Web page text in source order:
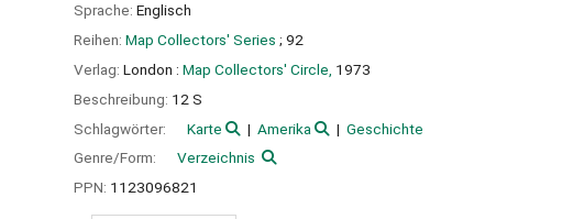
Sprache: Englisch
Reihen: Map Collectors' Series ; 92
Verlag: London : Map Collectors' Circle, 1973
Beschreibung: 12 S
Schlagwörter:
Karte Amerika
Geschichte
Genre/Form:
Verzeichnis
PPN: 1123096821